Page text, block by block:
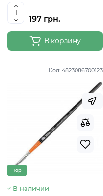
197 грн.
В корзину
Код: 4823086700123
Top
В наличии